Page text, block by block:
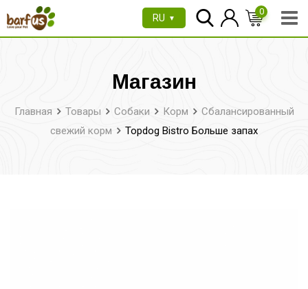
Перейти
RU ▼
0
Магазин
Главная Товары Собаки Корм
Сбалансированный
свежий корм
Topdog Bistro Больше запах